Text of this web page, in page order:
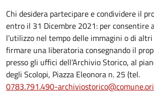
Chi desidera partecipare e condividere il
entro il 31 Dicembre 2021: per consentire
l’utilizzo nel tempo delle immagini o di
firmare una liberatoria consegnando il
presso gli uffici dell’Archivio Storico, al
degli Scolopi, Piazza Eleonora n. 25 (tel.
0783.791.490-